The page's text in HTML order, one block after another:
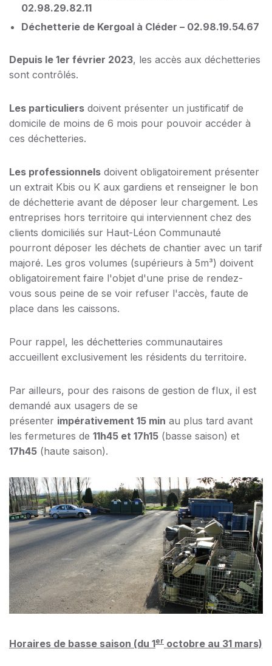
02.98.29.82.11
Déchetterie de Kergoal à Cléder – 02.98.19.54.67
Depuis le 1er février 2023, les accès aux déchetteries
sont contrôlés.
Les particuliers doivent présenter un justificatif de
domicile de moins de 6 mois pour pouvoir accéder à
ces déchetteries.
Les professionnels doivent obligatoirement présenter
un extrait Kbis ou K aux gardiens et renseigner le bon
de déchetterie avant de déposer leur chargement. Les
entreprises hors territoire qui interviennent chez des
clients domiciliés sur Haut-Léon Communauté
pourront déposer les déchets de chantier avec un tarif
majoré. Les gros volumes (supérieurs à 5m³) doivent
obligatoirement faire l'objet d'une prise de rendez-
vous sous peine de se voir refuser l'accès, faute de
place dans les caissons.
Pour rappel, les déchetteries communautaires
accueillent exclusivement les résidents du territoire.
Par ailleurs, pour des raisons de gestion de flux, il est
demandé aux usagers de se
présenter impérativement 15 min au plus tard avant
les fermetures de 11h45 et 17h15 (basse saison) et
17h45 (haute saison).
Horaires de basse saison (du 1er octobre au 31 mars)